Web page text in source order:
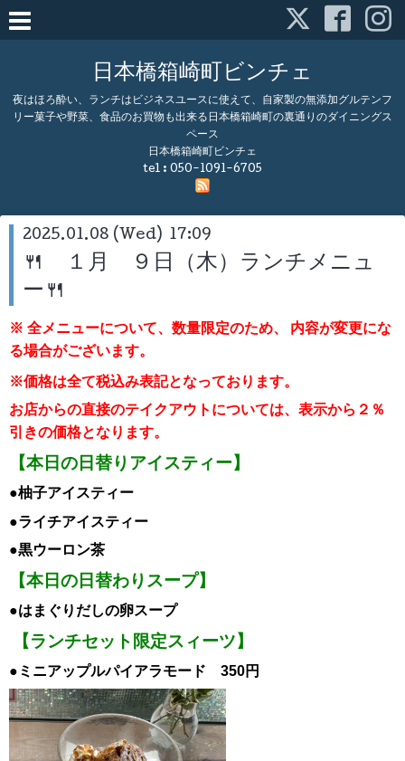
日本橋箱崎町ビンチェ
夜はほろ酔い、ランチはビジネスユースに使えて、自家製の無添加グルテンフ
リー菓子や野菜、食品のお買物も出来る日本橋箱崎町の裏通りのダイニングス
ペース
日本橋箱崎町ビンチェ
tel : 050-1091-6705
2025.01.08 (Wed) 17:09
🍴 １月 ９日（木）ランチメニュ
ー🍴
※ 全メニューについて、数量限定のため、
内容が変更にな
る場合がございます。
※価格は全て税込み表記となっております。
お店からの直接のテイクアウトについては、表示から２％
引きの価格となります。
【本日の日替りアイスティー】
●柚子アイスティー
●ライチアイスティー
●黒ウーロン茶
【本日の日替わりスープ】
●はまぐりだしの卵スープ
【ランチセット限定スィーツ】
●ミニアップルパイアラモード 350円